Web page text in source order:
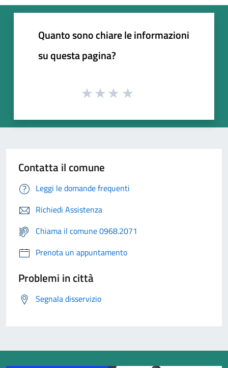
Quanto sono chiare le informazioni
su questa pagina?
Contatta il comune
Leggi le domande frequenti
Richiedi Assistenza
Chiama il comune 0968.2071
Prenota un appuntamento
Problemi in città
Segnala disservizio